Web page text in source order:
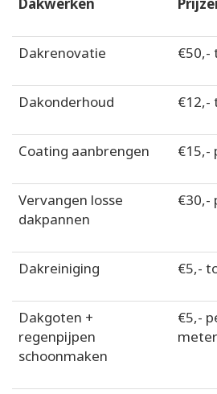
Dakrenovatie €50,-
Dakonderhoud €12,-
Coating aanbrengen €15,-
Vervangen losse
dakpannen
€30,-
Dakreiniging €5,-
Dakgoten +
regenpijpen
schoonmaken
€5,-
meter